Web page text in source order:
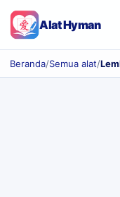
Alat Hyman
Beranda/Semua alat/